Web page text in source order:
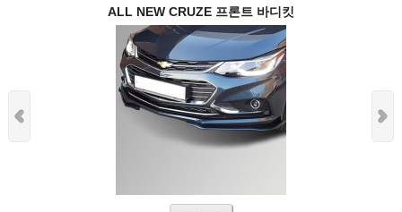
ALL NEW CRUZE 프론트 바디킷